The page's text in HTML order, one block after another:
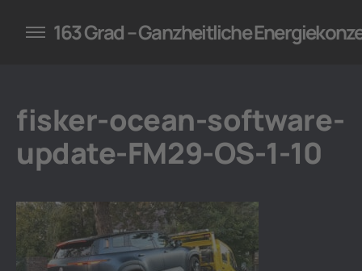
für Unternehmen
163 Grad – Ganzheitliche
fisker-ocean-software-
update-FM29-OS-1-10